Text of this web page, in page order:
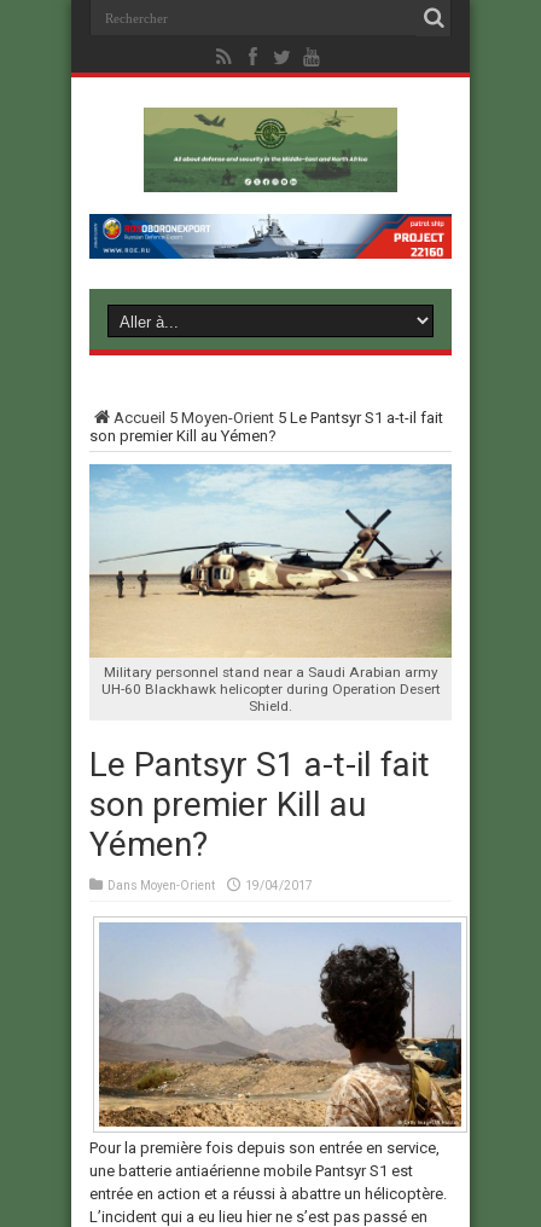
Accueil 5 Moyen-Orient 5 Le Pantsyr S1 a-t-il fait
son premier Kill au Yémen?
Military personnel stand near a Saudi Arabian army
UH-60 Blackhawk helicopter during Operation Desert
Shield.
Le Pantsyr S1 a-t-il fait
son premier Kill au
Yémen?
Dans Moyen-Orient 19/04/2017
Pour la première fois depuis son entrée en service,
une batterie antiaérienne mobile Pantsyr S1 est
entrée en action et a réussi à abattre un hélicoptère.
L’incident qui a eu lieu hier ne s’est pas passé en